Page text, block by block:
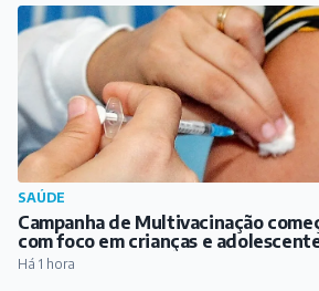
SAÚDE
Campanha de Multivacinação
com foco em crianças e
Há 1 hora